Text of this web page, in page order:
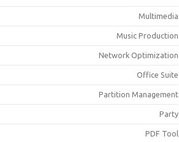
Multimedia
Music Production
Network Optimization
Office Suite
Partition Management
Party
PDF Tool